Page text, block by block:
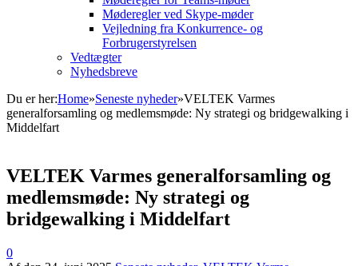
Møderegler ved Skype-møder
Vejledning fra Konkurrence- og
Forbrugerstyrelsen
Vedtægter
Nyhedsbreve
Du er her:Home»Seneste nyheder»VELTEK Varmes
generalforsamling og medlemsmøde: Ny strategi og bridgewalking i
Middelfart
VELTEK Varmes generalforsamling og
medlemsmøde: Ny strategi og
bridgewalking i Middelfart
0